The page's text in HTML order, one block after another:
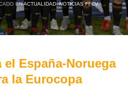
ENACTUALIDAD,NOTICIAS FFCV,
el España-Noruega
la Eurocopa